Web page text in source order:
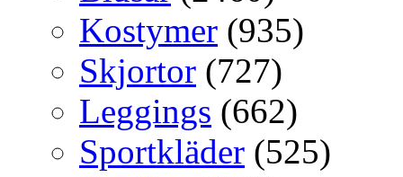
Kostymer (935)
Skjortor (727)
Leggings (662)
Sportkläder (525)